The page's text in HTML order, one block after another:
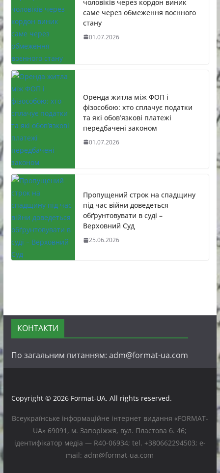
чоловіків через кордон виник
саме через обмеження воєнного
стану
01.07.2026
Оренда житла між ФОП і
фізособою: хто сплачує податки
та які обов’язкові платежі
передбачені законом
01.07.2026
Пропущений строк на спадщину
під час війни доведеться
обґрунтовувати в суді –
Верховний Суд
25.06.2026
КОНТАКТИ
По загальним питанням: adm@format-ua.com
Copyright © 2026 Format-UA. All rights reserved.
Всеукраїнське інформаційне інтернет видання «FORMAT-
UA» 69091, м. Запоріжжя, вул. Пластова б. 46;
ідентифікатор медіа — R40-06934; tel. +380662294503; e-
mail: adm@format-ua.com